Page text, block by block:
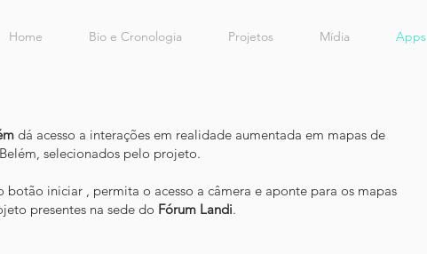
Home Bio e Cronologia Projetos Mídia Apps
dá acesso a interações em realidade aumentada em mapas de
Belém, selecionados pelo projeto.
botão iniciar , permita o acesso a câmera e aponte para os mapas
presentes na sede do Fórum Landi.